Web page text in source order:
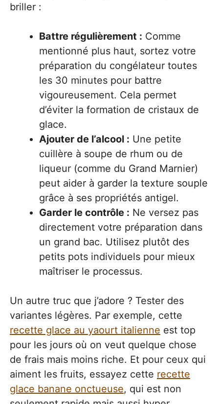
briller :
Battre régulièrement : Comme
mentionné plus haut, sortez votre
préparation du congélateur toutes
les 30 minutes pour battre
vigoureusement. Cela permet
d’éviter la formation de cristaux de
glace.
Ajouter de l’alcool : Une petite
cuillère à soupe de rhum ou de
liqueur (comme du Grand Marnier)
peut aider à garder la texture souple
grâce à ses propriétés antigel.
Garder le contrôle : Ne versez pas
directement votre préparation dans
un grand bac. Utilisez plutôt des
petits pots individuels pour mieux
maîtriser le processus.
Un autre truc que j’adore ? Tester des
variantes légères. Par exemple, cette
recette glace au yaourt italienne est top
pour les jours où on veut quelque chose
de frais mais moins riche. Et pour ceux qui
aiment les fruits, essayez cette recette
glace banane onctueuse, qui est non